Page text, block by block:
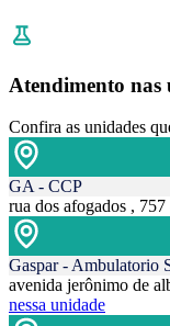
Atendimento nas
Confira as unidades
GA - CCP
rua dos afogados ,
Gaspar - Ambulatorio
avenida jerônimo de
nessa unidade